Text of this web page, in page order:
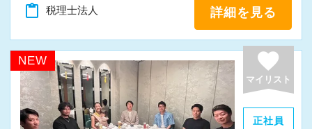
私たちと一緒に成長しながら働いてみません
か。
ご応募をお待ちしております！
content_paste 税理士法人 詳細を見る
NEW favorite
マイリスト
正社員